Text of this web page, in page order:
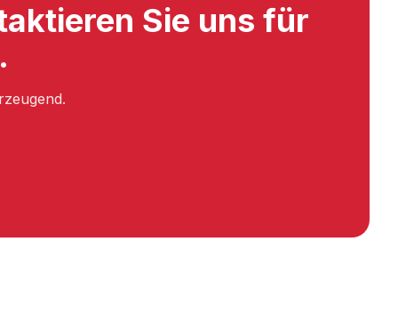
Sie uns für